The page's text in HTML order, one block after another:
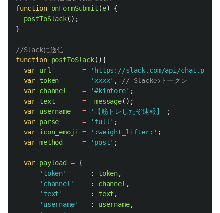
function onFormSubmit (e)
{
postToSlack();
}
//Slackに送信
function postToSlack(){
var url = ' https://slack.com/api/
var token = ' xxxx' ;
// Slackのトークン
var channel = '#kintore' ;
var text = message();
var username = ' 【筋トレしたぞ速報】 ' ;
var parse = ' full ' ;
var icon_emoji = ' :weight_lifter: ' ;
var method = ' post ' ;
var payload = {
' token' : token,
' channel ' : channel ,
' text ' : text ,
' username' : username,